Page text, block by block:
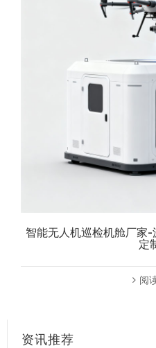
智能无人机巡检机舱厂家
定
阅
资讯推荐